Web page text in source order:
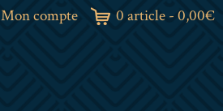
Mon compte 0 article - 0,00€